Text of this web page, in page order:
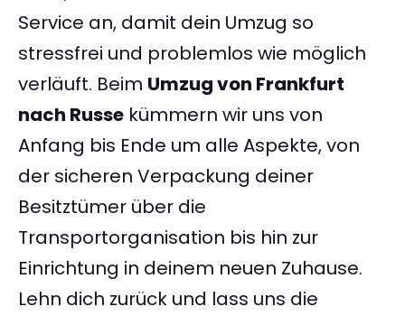
Service an, damit dein Umzug so
stressfrei und problemlos wie möglich
verläuft. Beim Umzug von Frankfurt
nach Russe kümmern wir uns von
Anfang bis Ende um alle Aspekte, von
der sicheren Verpackung deiner
Besitztümer über die
Transportorganisation bis hin zur
Einrichtung in deinem neuen Zuhause.
Lehn dich zurück und lass uns die